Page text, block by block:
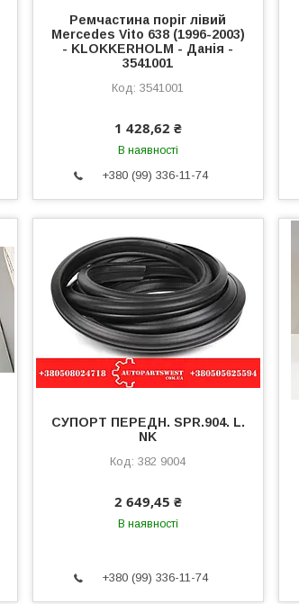
Ремчастина поріг лівий
Mercedes Vito 638 (1996-2003)
- KLOKKERHOLM - Данія -
3541001
3541001
1 428,62 ₴
В наявності
+380 (99) 336-11-74
СУПОРТ ПЕРЕДН. SPR.904. L.
NK
382 9004
2 649,45 ₴
В наявності
+380 (99) 336-11-74